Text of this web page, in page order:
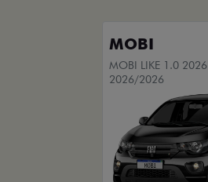
MOBI
MOBI LIKE 1.0 2026
2026/2026